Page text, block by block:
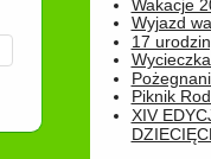
Wakacje
Wyjazd
17
Piknik
XIV